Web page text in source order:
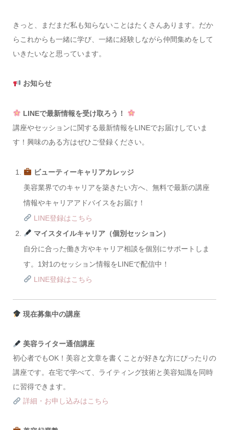
きっと、まだまだ私も知らないことはたくさんあります。だか
らこれからも一緒に学び、一緒に経験しながら仲間集めをして
いきたいなと思っています。
お知らせ
LINEで最新情報を受け取ろう！
講座やセッションに関する最新情報をLINEでお届けしていま
す！興味のある方はぜひご登録ください。
ビューティーキャリアカレッジ
美容業界でのキャリアを築きたい方へ、無料で最新の講座
情報やキャリアアドバイスをお届け！
LINE登録はこちら
マイスタイルキャリア（個別セッション）
自分に合った働き方やキャリア相談を個別にサポートしま
す。1対1のセッション情報をLINEで配信中！
LINE登録はこちら
現在募集中の講座
美容ライター通信講座
初心者でもOK！美容と文章を書くことが好きな方にぴったりの
講座です。在宅で学べて、ライティング技術と美容知識を同時
に習得できます。
詳細・お申し込みはこちら